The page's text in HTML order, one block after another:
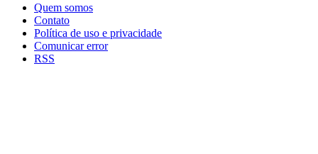
Quem somos
Contato
Política de uso e privacidade
Comunicar error
RSS